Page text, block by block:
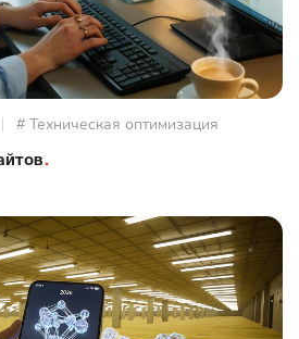
# Техническая оптимизация